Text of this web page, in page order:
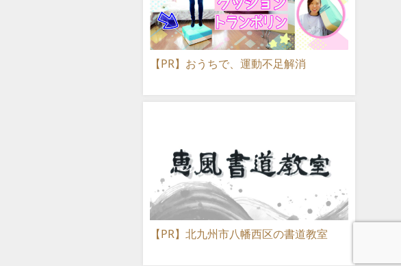
【PR】おうちで、運動不足解消
【PR】北九州市八幡西区の書道教室